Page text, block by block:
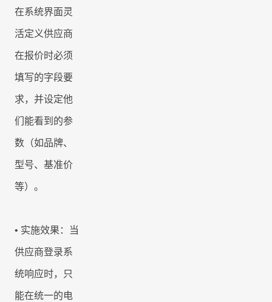
在系统界面灵
活定义供应商
在报价时必须
填写的字段要
求，并设定他
们能看到的参
数（如品牌、
型号、基准价
等）。
• 实施效果：当
供应商登录系
统响应时，只
能在统一的电